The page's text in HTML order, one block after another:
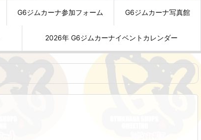
G6ジムカーナ参加フォーム G6ジムカーナ写真館
2026年 G6ジムカーナイベントカレンダー